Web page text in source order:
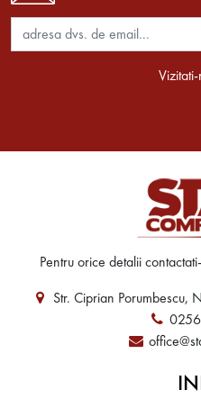
Pentru orice detalii
Str. Ciprian Porumbescu,